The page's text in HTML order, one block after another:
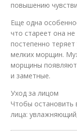
повышению
Еще одна
что стареет она
постепенно
мелких морщин.
морщины
и заметные.
Уход за лицом
Чтобы остановить
лица: